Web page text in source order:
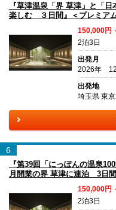
『草津温泉「界 草津」と「
楽しむ ３日間』＜プレミア
150,000円
2泊3日
出発月
2026年
出発地
埼玉県 東
6
『第39回「にっぽんの温泉
月開業の界 草津に連泊 3日
150,000円
2泊3日